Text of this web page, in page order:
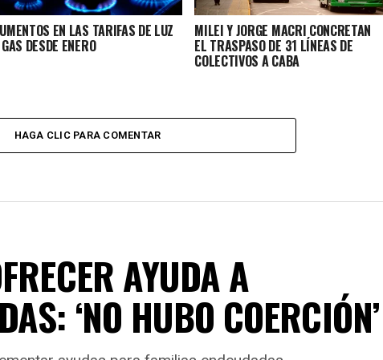
EN LAS TARIFAS DE LUZ
DESDE ENERO
MILEI Y JORGE MACRI CONCRETAN
EL TRASPASO DE 31 LÍNEAS DE
COLECTIVOS A CABA
HAGA CLIC PARA COMENTAR
AYUDA A
‘NO HUBO COERCIÓN’